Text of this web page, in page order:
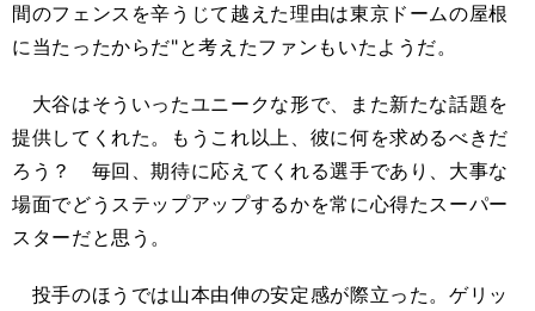
間のフェンスを辛うじて越えた理由は東京ドームの屋根
に当たったからだ"と考えたファンもいたようだ。
大谷はそういったユニークな形で、また新たな話題を
提供してくれた。もうこれ以上、彼に何を求めるべきだ
ろう？ 毎回、期待に応えてくれる選手であり、大事な
場面でどうステップアップするかを常に心得たスーパー
スターだと思う。
投手のほうでは山本由伸の安定感が際立った。ゲリッ